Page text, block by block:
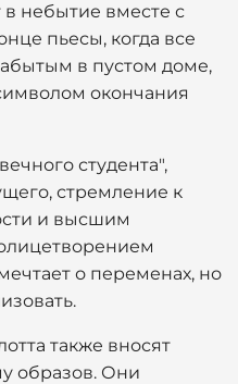
в небытие вместе с
пьесы, когда все
в пустом доме,
окончания
студента",
стремление к
и высшим
о переменах, но
также вносят
образов. Они